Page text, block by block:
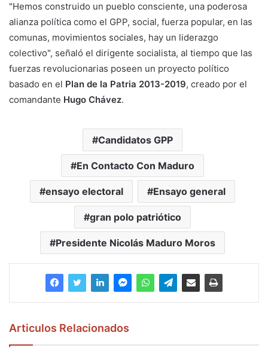
"Hemos construido un pueblo consciente, una poderosa
alianza política como el GPP, social, fuerza popular, en las
comunas, movimientos sociales, hay un liderazgo
colectivo", señaló el dirigente socialista, al tiempo que las
fuerzas revolucionarias poseen un proyecto político
basado en el Plan de la Patria 2013-2019, creado por el
comandante Hugo Chávez.
Candidatos GPP
En Contacto Con Maduro
ensayo electoral Ensayo general
gran polo patriótico
Presidente Nicolás Maduro Moros
Articulos Relacionados